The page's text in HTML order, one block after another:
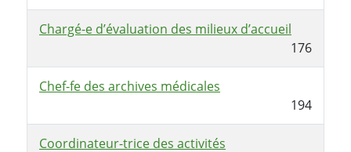
Chargé-e d’évaluation des milieux d’accueil
176
Chef-fe des archives médicales
194
Coordinateur-trice des activités